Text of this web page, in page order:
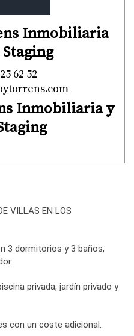
Inmobiliaria
62 52
Inmobiliaria y
VILLAS EN LOS
3 dormitorios y 3 baños,
privada, jardín privado y
con un coste adicional.